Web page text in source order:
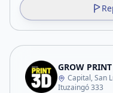
GROW
Capital, San
Ituzaingó 333